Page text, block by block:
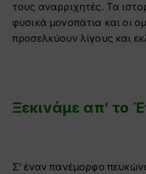
τους αναρριχητές. Τα
φυσικά μονοπάτια και οι
προσελκύουν λίγους και
Ξεκινάμε απ’ το
Σ’ έναν πανέμορφο